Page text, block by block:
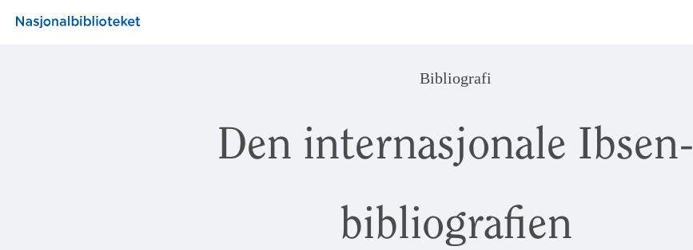
Bibliografi
Den internasjonale Ibsen-
bibliografien